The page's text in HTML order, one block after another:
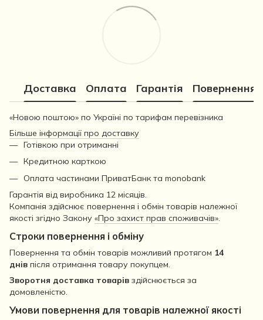
Доставка Оплата Гарантія Повернення
«Новою поштою» по Україні по тарифам перевізника
Більше інформації про доставку
Готівкою при отриманні
Кредитною карткою
Оплата частинами ПриватБанк та monobank
Гарантія від виробника 12 місяців.
Компанія здійснює повернення і обмін товарів належної
якості згідно Закону «Про захист прав споживачів».
Строки повернення і обміну
Повернення та обмін товарів можливий протягом 14
днів після отримання товару покупцем.
Зворотня доставка товарів здійснюється за
домовленістю.
Умови повернення для товарів належної якості